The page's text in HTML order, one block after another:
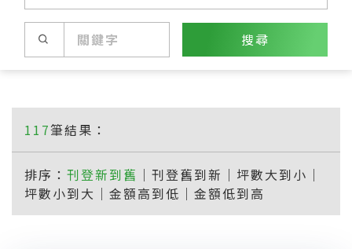
搜尋
117筆結果：
排序： 刊登新到舊 ｜ 刊登舊到新 ｜ 坪數大到小 ｜
坪數小到大 ｜ 金額高到低 ｜ 金額低到高